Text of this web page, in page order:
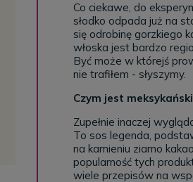
Co ciekawe, do
słodko odpada już na
się odrobinę gorzkiego
włoska jest bardzo
Być może w którejś
nie trafiłem - słyszymy.
Czym jest
Zupełnie inaczej
To sos legenda,
na kamieniu ziarno
popularność tych
wiele przepisów na